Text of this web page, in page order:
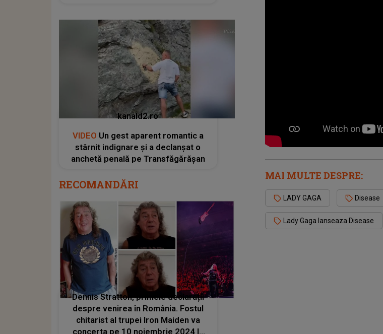
MAI MULTE DESPRE:
LADY GAGA Disease
Lady Gaga lanseaza Disease
kanald2.ro
VIDEO Un gest aparent romantic a
stârnit indignare și a declanșat o
anchetă penală pe Transfăgărășan
RECOMANDĂRI
Dennis Stratton, primele declarații
despre venirea în România. Fostul
chitarist al trupei Iron Maiden va
concerta pe 10 noiembrie 2024 la